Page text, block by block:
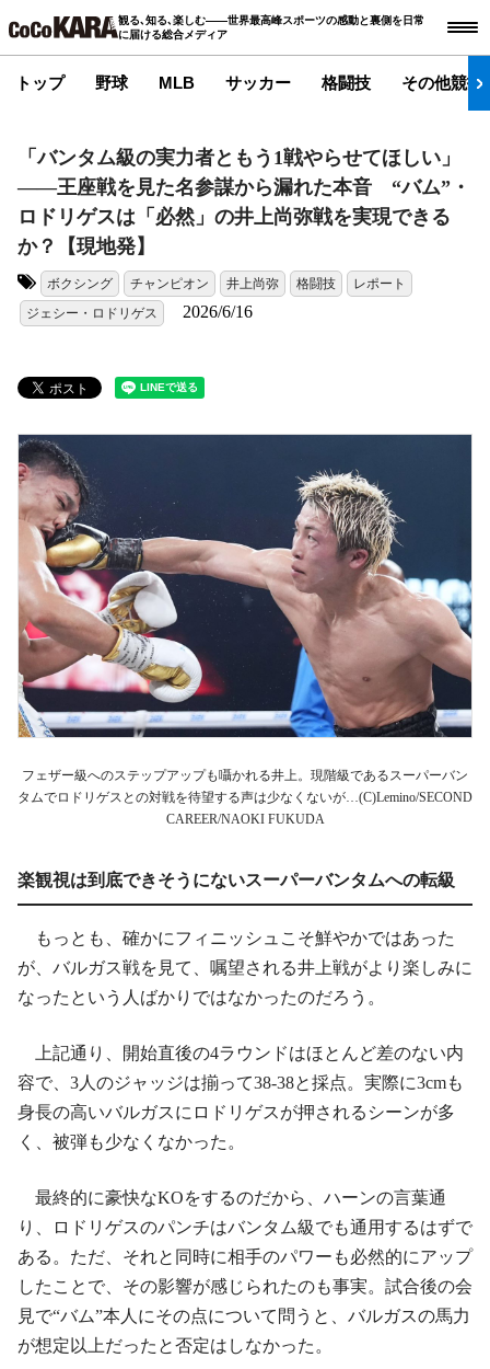
観る､知る､楽しむ――世界最高峰スポーツの感動と裏側を日常
に届ける総合メディア
トップ 野球 MLB サッカー 格闘技 その他競技
「バンタム級の実力者ともう1戦やらせてほしい」
――王座戦を見た名参謀から漏れた本音 “バム”・
ロドリゲスは「必然」の井上尚弥戦を実現できる
か？【現地発】
ボクシング チャンピオン 井上尚弥 格闘技
レポート
ジェシー・ロドリゲス
2026/6/16
フェザー級へのステップアップも囁かれる井上。現階級であるスーパーバン
タムでロドリゲスとの対戦を待望する声は少なくないが…(C)Lemino/SECOND
CAREER/NAOKI FUKUDA
楽観視は到底できそうにないスーパーバンタムへの転級
もっとも、確かにフィニッシュこそ鮮やかではあった
が、バルガス戦を見て、嘱望される井上戦がより楽しみに
なったという人ばかりではなかったのだろう。
上記通り、開始直後の4ラウンドはほとんど差のない内
容で、3人のジャッジは揃って38-38と採点。実際に3cmも
身長の高いバルガスにロドリゲスが押されるシーンが多
く、被弾も少なくなかった。
最終的に豪快なKOをするのだから、ハーンの言葉通
り、ロドリゲスのパンチはバンタム級でも通用するはずで
ある。ただ、それと同時に相手のパワーも必然的にアップ
したことで、その影響が感じられたのも事実。試合後の会
見で“バム”本人にその点について問うと、バルガスの馬力
が想定以上だったと否定はしなかった。